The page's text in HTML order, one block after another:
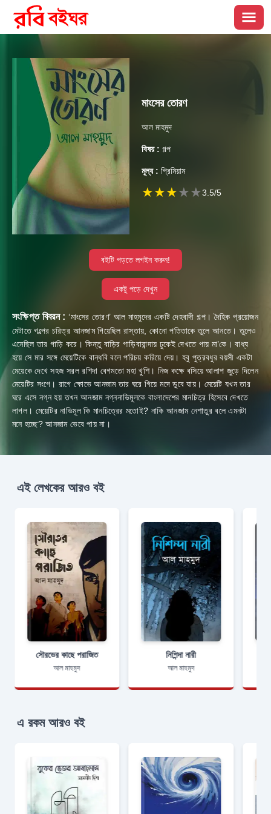
মাংসের তোরণ
আল মাহমুদ
বিষয় : গল্প
মূল্য : প্রিমিয়াম
★★★★★3.5/5
বইটি পড়তে লগইন করুন!
একটু পড়ে দেখুন
সংক্ষিপ্ত বিবরন : ‘মাংসের তোরণ’ আল মাহমুদের একটি দেহবাদী গল্প। দৈহিক প্রয়োজন
মেটাতে গল্পের চরিত্র আনজাম গিয়েছিল রাস্তায়, কোনো পতিতাকে তুলে আনতে। তুলেও
এনেছিল তার গাড়ি করে। কিন্তু বাড়ির গাড়িবারান্দায় ঢুকেই দেখতে পায় মা’কে। বাধ্য
হয়ে সে মার সঙ্গে মেয়েটিকে বান্ধবি বলে পরিচয় করিয়ে দেয়। হবু পুত্রবধুর বয়সী একটা
মেয়েকে দেখে সহজ সরল রশিদা বেগমতো মহা খুশি। নিজ কক্ষে বসিয়ে আলাপ জুড়ে দিলেন
মেয়েটির সংগে। রাগে ক্ষোভে আনজাম তার ঘরে গিয়ে মদে ডুবে যায়। মেয়েটি যখন তার
ঘরে এসে নগ্ন হয় তখন আনজাম নগ্ননাভিমূলকে বাংলাদেশের মানচিত্র হিসেবে দেখতে
লাগল। মেয়েটির নাভিমূল কি মানচিত্রের মতোই? নাকি আনজাম নেশাতুর বলে এমনটা
মনে হচ্ছে? আনজাম ভেবে পায় না।
এই লেখকের আরও বই
সৌরভের কাছে পরাজিত
আল মাহমুদ
নিশিন্দা নারী
আল মাহমুদ
এ রকম আরও বই